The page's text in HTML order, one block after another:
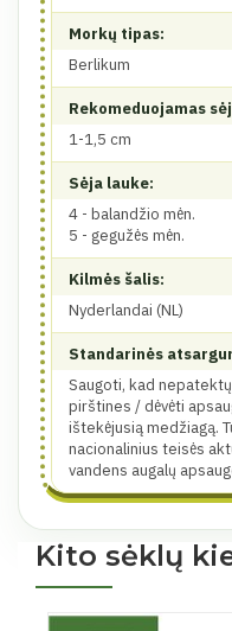
Morkų tipas:
Berlikum
Rekomeduojamas
1-1,5 cm
Sėja lauke:
4 - balandžio mėn.
5 - gegužės mėn.
Kilmės šalis:
Nyderlandai (NL)
Standarinės
Saugoti, kad
pirštines / dėvėti
ištekėjusią medžiagą.
nacionalinius teisės
vandens augalų
Kito sėklų